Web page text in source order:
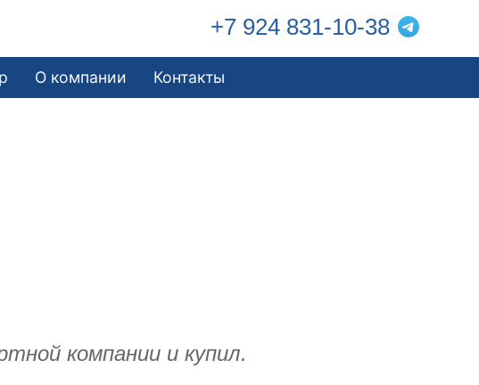
+7 924 831-10-38
О компании Контакты
компании и купил.